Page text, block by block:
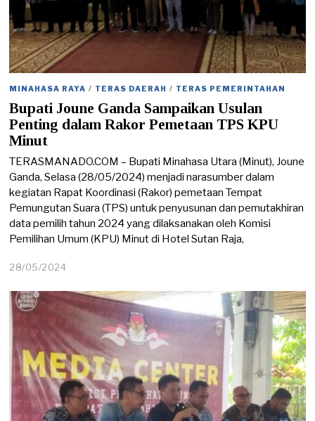
MINAHASA RAYA / TERAS DAERAH / TERAS PEMERINTAHAN
Bupati Joune Ganda Sampaikan Usulan
Penting dalam Rakor Pemetaan TPS KPU
Minut
TERASMANADO.COM – Bupati Minahasa Utara (Minut), Joune
Ganda, Selasa (28/05/2024) menjadi narasumber dalam
kegiatan Rapat Koordinasi (Rakor) pemetaan Tempat
Pemungutan Suara (TPS) untuk penyusunan dan pemutakhiran
data pemilih tahun 2024 yang dilaksanakan oleh Komisi
Pemilihan Umum (KPU) Minut di Hotel Sutan Raja,
28/05/2024
/
0
2
0
2
4